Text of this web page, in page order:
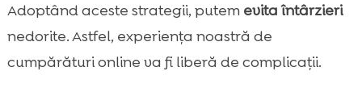
Adoptând aceste strategii, putem evita întârzieri
nedorite. Astfel, experiența noastră de
cumpărături online va fi liberă de complicații.